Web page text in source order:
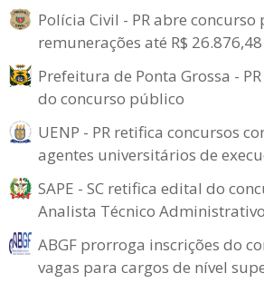
Polícia Civil - PR abre
remunerações até R$ 26.876,48
Prefeitura de Ponta Grossa -
do concurso público
UENP - PR retifica concursos
agentes universitários de
SAPE - SC retifica edital do
Analista Técnico
ABGF prorroga inscrições do
vagas para cargos de nível